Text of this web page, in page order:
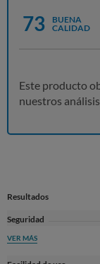
73
BUENA
CALIDAD
Este producto
nuestros
Resultados
Seguridad
VER MÁS